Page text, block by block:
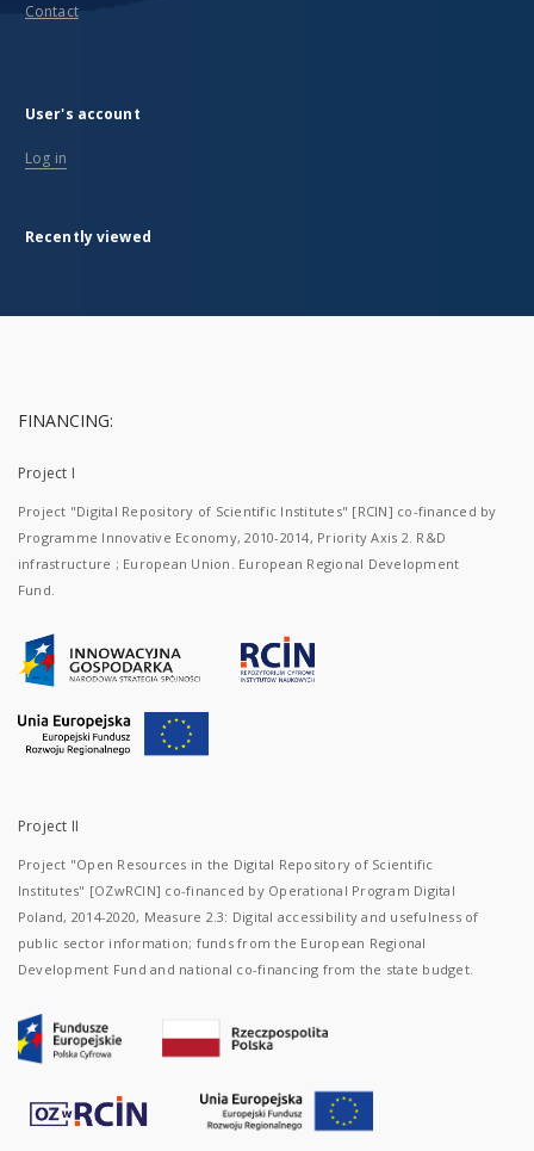
Contact
User's account
Log in
Recently viewed
FINANCING:
Project I
Project "Digital Repository of Scientific Institutes" [RCIN] co-financed by
Programme Innovative Economy, 2010-2014, Priority Axis 2. R&D
infrastructure ; European Union. European Regional Development
Fund.
Project II
Project "Open Resources in the Digital Repository of Scientific
Institutes" [OZwRCIN] co-financed by Operational Program Digital
Poland, 2014-2020, Measure 2.3: Digital accessibility and usefulness of
public sector information; funds from the European Regional
Development Fund and national co-financing from the state budget.